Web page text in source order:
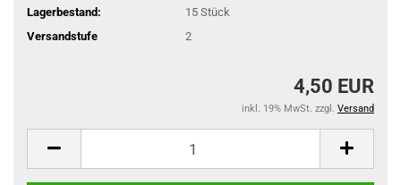
Lagerbestand: 15 Stück
Versandstufe
2
4,50 EUR
inkl. 19% MwSt. zzgl. Versand